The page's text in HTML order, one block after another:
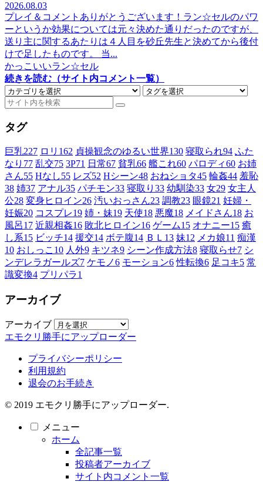
2026.08.03
プレイ＆コメントありがとうございます！ラン☆セルのパワ
ーというか効果については元々決めた通りだったのですが、
送り主に関するあたりは４人目を砂丘先生と決めてから後付
けで足したものです。 当...
かっこいいラン☆セル
続きを読む（サイト内コメント一覧）
タグ
巨乳227 ロリ 162 貞操観念のゆるい世界130 寝取られ94 ふた
なり 77 乱交75 3P71 日常67 貧乳66 艦これ60 パロディ60 お姉
さん55 Hなし55 レズ52 Hシーン48 おねショタ45 輪姦44 羞恥
38 姉37 アナル35 パチモン33 寝取り 33 幼馴染33 女29 女主人
公28 変身ヒロイン26 汚いおっさん23 調教23 眼鏡21 妊婦・
妊娠20 コスプレ19 姉・妹19 天使18 悪魔18 メイドさん18 お
風呂17 近親相姦16 敗北ヒロイン16 ゲーム15 オナニー15 癒
し系15 ビッチ14 援交14 ボテ腹14 ＢＬ 13 妹12 メカ娘11 痴漢
10 おしっこ 10 人外9 キツネ9 シーン作成方法8 寝取らせ7 シ
ンデレラガールズ7 ケモノ6 モーション6 性転換6 足コキ5 常
識変換4 プリパラ1
アーカイブ
アーカイブ
エモクリ勝手にアップローダー
プライバシーポリシー
利用規約
退会のお手続き
© 2019 エモクリ勝手にアップローダー.
メニュー
ホーム
全記事一覧
投稿者アーカイブ
サイト内コメント一覧